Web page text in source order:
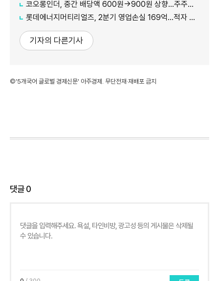
코오롱인더, 중간 배당액 600원→900원 상향...주주가치 제고 차원
롯데에너지머티리얼즈, 2분기 영업손실 169억...적자 지속
기자의 다른기사
©'5개국어 글로벌 경제신문' 아주경제. 무단전재·재배포 금지
댓글0